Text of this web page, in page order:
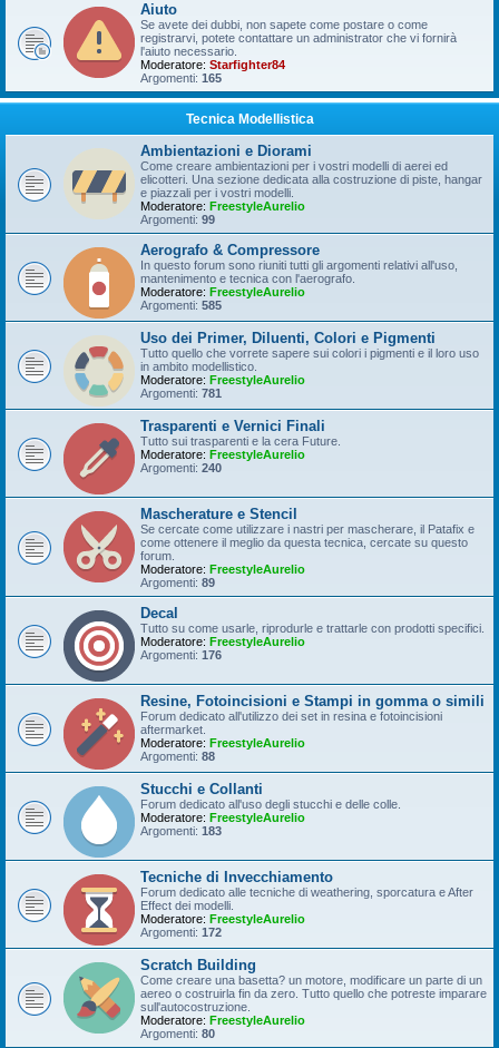
Aiuto
Se avete dei dubbi, non sapete come postare o come
registrarvi, potete contattare un administrator che vi fornirà
l'aiuto necessario.
Moderatore: Starfighter84
Argomenti: 165
Tecnica Modellistica
Ambientazioni e Diorami
Come creare ambientazioni per i vostri modelli di aerei ed
elicotteri. Una sezione dedicata alla costruzione di piste, hangar
e piazzali per i vostri modelli.
Moderatore: FreestyleAurelio
Argomenti: 99
Aerografo & Compressore
In questo forum sono riuniti tutti gli argomenti relativi all'uso,
mantenimento e tecnica con l'aerografo.
Moderatore: FreestyleAurelio
Argomenti: 585
Uso dei Primer, Diluenti, Colori e Pigmenti
Tutto quello che vorrete sapere sui colori i pigmenti e il loro uso
in ambito modellistico.
Moderatore: FreestyleAurelio
Argomenti: 781
Trasparenti e Vernici Finali
Tutto sui trasparenti e la cera Future.
Moderatore: FreestyleAurelio
Argomenti: 240
Mascherature e Stencil
Se cercate come utilizzare i nastri per mascherare, il Patafix e
come ottenere il meglio da questa tecnica, cercate su questo
forum.
Moderatore: FreestyleAurelio
Argomenti: 89
Decal
Tutto su come usarle, riprodurle e trattarle con prodotti specifici.
Moderatore: FreestyleAurelio
Argomenti: 176
Resine, Fotoincisioni e Stampi in gomma o simili
Forum dedicato all'utilizzo dei set in resina e fotoincisioni
aftermarket.
Moderatore: FreestyleAurelio
Argomenti: 88
Stucchi e Collanti
Forum dedicato all'uso degli stucchi e delle colle.
Moderatore: FreestyleAurelio
Argomenti: 183
Tecniche di Invecchiamento
Forum dedicato alle tecniche di weathering, sporcatura e After
Effect dei modelli.
Moderatore: FreestyleAurelio
Argomenti: 172
Scratch Building
Come creare una basetta? un motore, modificare un parte di un
aereo o costruirla fin da zero. Tutto quello che potreste imparare
sull'autocostruzione.
Moderatore: FreestyleAurelio
Argomenti: 80